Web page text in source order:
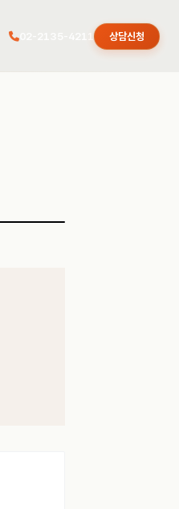
02-2135-4211 상담신청